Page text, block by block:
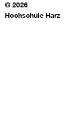
© 2026
Hochschule Harz